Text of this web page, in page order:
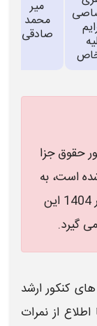
مير
محمد
صادقی
حقوق جزا
است، به
1404 این
گیرد.
های کنکور ارشد
اطلاع از نمرات